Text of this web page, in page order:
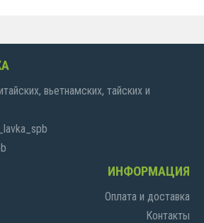
вьетнамских, тайских и
ИНФОРМАЦИЯ
Оплата и доставка
Контакты